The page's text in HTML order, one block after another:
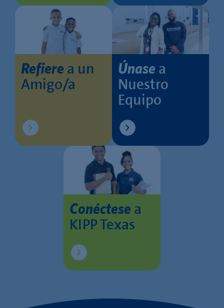
Refiere a un
Amigo/a
Únase a
Nuestro
Equipo
Conéctese a
KIPP Texas